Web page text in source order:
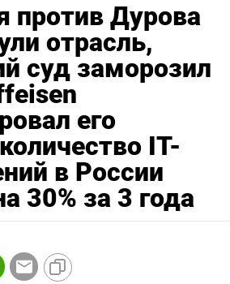
против Дурова
отрасль,
суд заморозил
его
IT-
в России
30% за 3 года